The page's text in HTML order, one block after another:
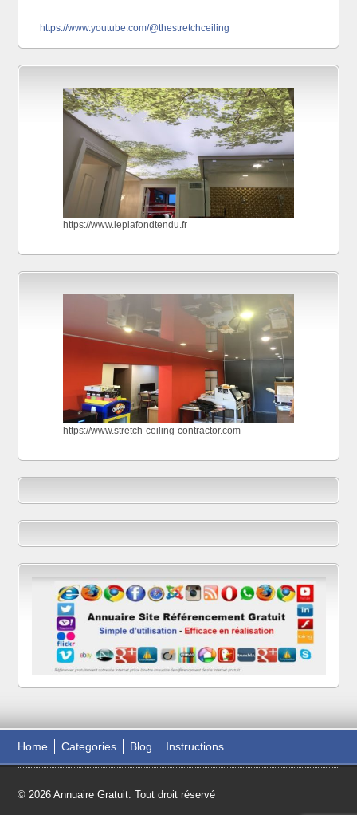
https://www.youtube.com/@thestretchceiling
https://www.leplafondtendu.fr
https://www.stretch-ceiling-contractor.com
Home Categories Blog Instructions
© 2026 Annuaire Gratuit. Tout droit réservé